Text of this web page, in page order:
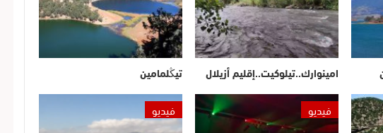
امينوارك..تيلوكيت..إقليم أزيلال
تيڭلمامين
فيديو فيديو